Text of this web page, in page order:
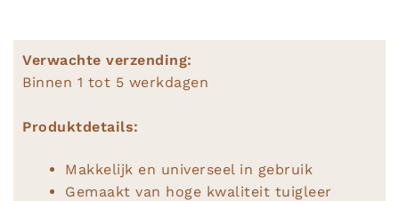
Verwachte verzending:
Binnen 1 tot 5 werkdagen
Produktdetails:
Makkelijk en universeel in gebruik
Gemaakt van hoge kwaliteit tuigleer